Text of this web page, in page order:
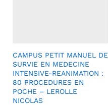
CAMPUS PETIT MANUEL DE
SURVIE EN MEDECINE
INTENSIVE-REANIMATION :
80 PROCEDURES EN
POCHE – LEROLLE
NICOLAS